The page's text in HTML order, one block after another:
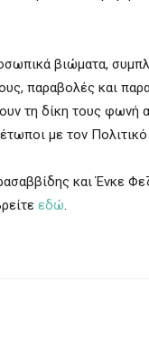
βιώματα,
παραβολές και
τη δίκη τους φωνή
με τον
και Ένκε
εδώ.